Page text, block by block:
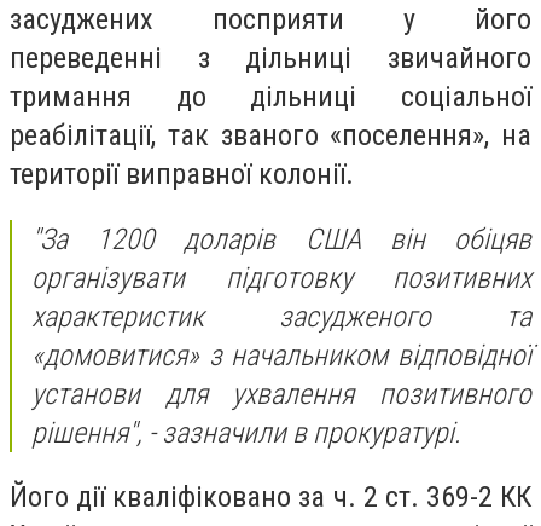
засуджених посприяти у його
переведенні з дільниці звичайного
тримання до дільниці соціальної
реабілітації, так званого «поселення», на
території виправної колонії.
"За 1200 доларів США він обіцяв
організувати підготовку позитивних
характеристик засудженого та
«домовитися» з начальником відповідної
установи для ухвалення позитивного
рішення", - зазначили в прокуратурі.
Його дії кваліфіковано за ч. 2 ст. 369-2 КК